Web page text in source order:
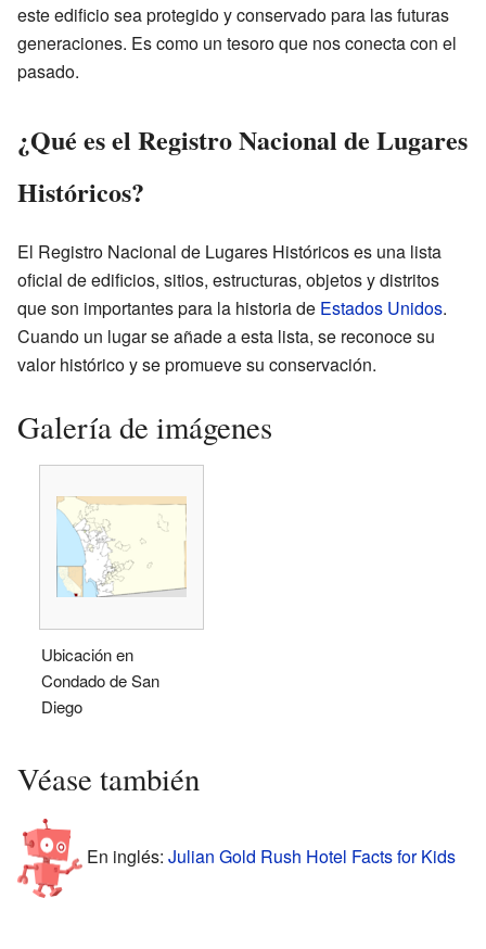
este edificio sea protegido y conservado para las futuras
generaciones. Es como un tesoro que nos conecta con el
pasado.
¿Qué es el Registro Nacional de Lugares
Históricos?
El Registro Nacional de Lugares Históricos es una lista
oficial de edificios, sitios, estructuras, objetos y distritos
que son importantes para la historia de Estados Unidos.
Cuando un lugar se añade a esta lista, se reconoce su
valor histórico y se promueve su conservación.
Galería de imágenes
Ubicación en
Condado de San
Diego
Véase también
En inglés: Julian Gold Rush Hotel Facts for Kids